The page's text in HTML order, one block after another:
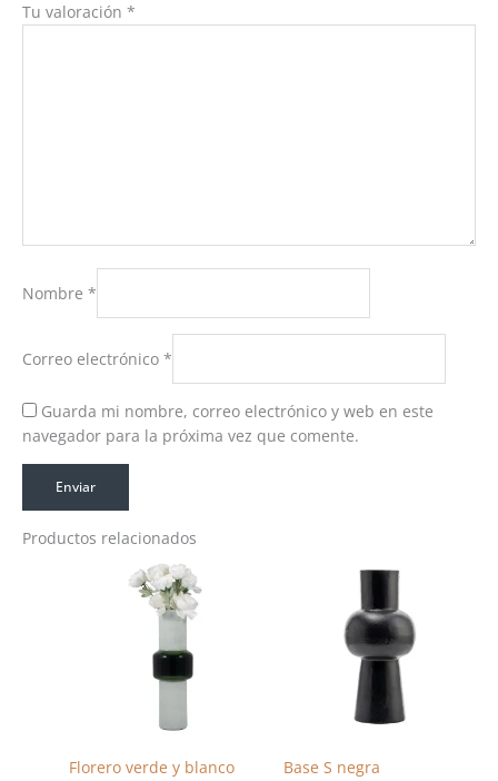
Tu valoración *
Nombre *
Correo electrónico *
Guarda mi nombre, correo electrónico y web en este
navegador para la próxima vez que comente.
Productos relacionados
Florero verde y blanco Base S negra